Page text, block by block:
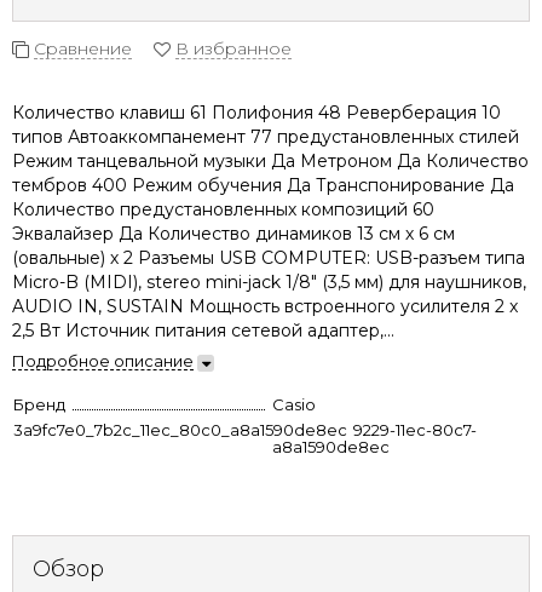
Сравнение В избранное
Количество клавиш 61 Полифония 48 Реверберация 10
типов Автоаккомпанемент 77 предустановленных стилей
Режим танцевальной музыки Да Метроном Да Количество
тембров 400 Режим обучения Да Транспонирование Да
Количество предустановленных композиций 60
Эквалайзер Да Количество динамиков 13 см х 6 см
(овальные) х 2 Разъемы USB COMPUTER: USB-разъем типа
Micro-B (MIDI), stereo mini-jack 1/8" (3,5 мм) для наушников,
AUDIO IN, SUSTAIN Мощность встроенного усилителя 2 x
2,5 Вт Источник питания сетевой адаптер,...
Подробное описание
Бренд
Casio
3a9fc7e0_7b2c_11ec_80c0_a8a1590de8ec2ba79429-9229-11ec-80c7-
a8a1590de8ec
Обзор